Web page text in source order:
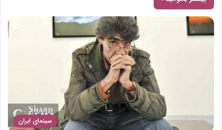
سینمای ایران